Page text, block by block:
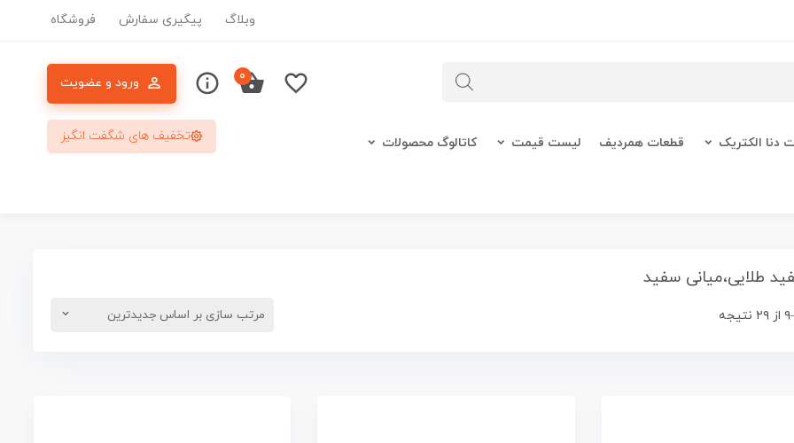
وبلاگ پیگیری سفارش فروشگاه
ورود و عضویت ۰
دنا الکتریک قطعات همردیف لیست قیمت کاتالوگ محصولات تخفیف های شگفت انگیز
طلایی،میانی سفید